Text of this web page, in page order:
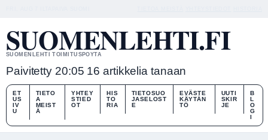
SUOMENLEHTI.FI
SUOMENLEHTI TOIMITUSPOYTA
Paivitetty 20:05 16 artikkelia tanaan
ET
US
IV
U
TIETO
A
MEIST
Ä
YHTEY
STIED
OT
HIS
TO
RIA
TIETOSUO
JASELOST
E
EVÄSTE
KÄYTÄN
TÖ
UUTI
SKIR
JE
B
L
O
G
I